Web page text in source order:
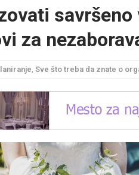
savršeno
za
, Sve što treba da znate o